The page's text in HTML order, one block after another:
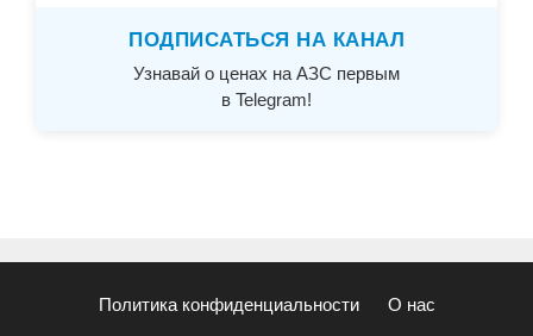
ПОДПИСАТЬСЯ НА КАНАЛ
Узнавай о ценах на АЗС первым
в Telegram!
Политика конфиденциальности О нас